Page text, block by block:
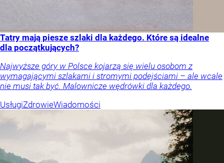
Tatry mają piesze szlaki dla każdego. Które są idealne
dla początkujących?
Najwyższe góry w Polsce kojarzą się wielu osobom z
wymagającymi szlakami i stromymi podejściami – ale wcale
nie musi tak być. Malownicze wędrówki dla każdego.
UsługiZdrowieWiadomości